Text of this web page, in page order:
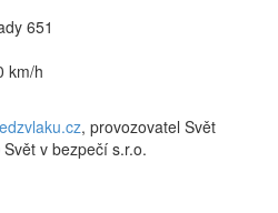
651
km/h
, provozovatel Svět
v bezpečí s.r.o.